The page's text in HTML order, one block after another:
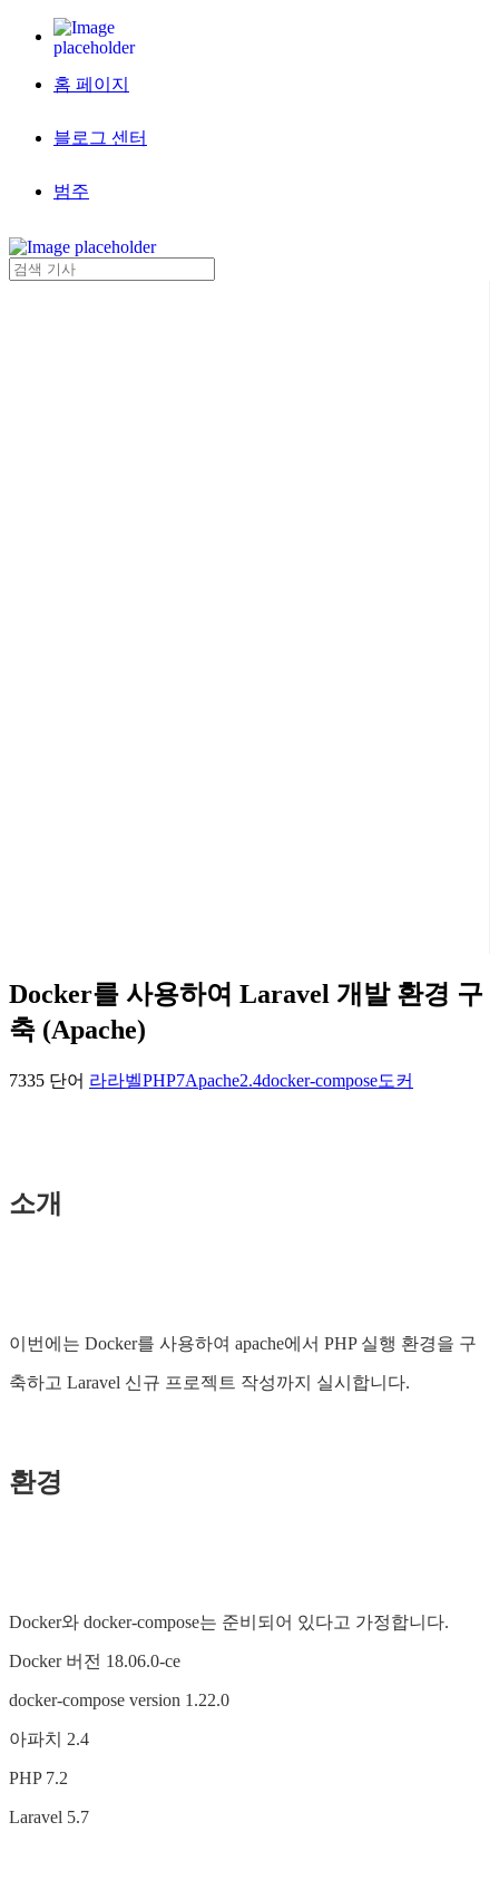
홈 페이지
블로그 센터
범주
Docker를 사용하여 Laravel 개발 환경 구
축 (Apache)
7335 단어 라라벨PHP7Apache2.4docker-compose도커
소개
이번에는 Docker를 사용하여 apache에서 PHP 실행 환경을 구
축하고 Laravel 신규 프로젝트 작성까지 실시합니다.
환경
Docker와 docker-compose는 준비되어 있다고 가정합니다.
Docker 버전 18.06.0-ce
docker-compose version 1.22.0
아파치 2.4
PHP 7.2
Laravel 5.7